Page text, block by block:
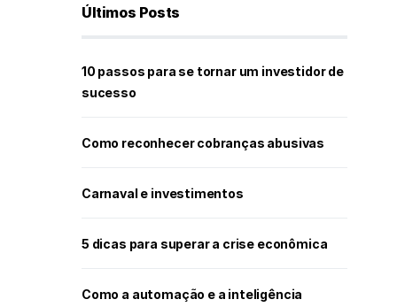
Últimos Posts
10 passos para se tornar um investidor de
sucesso
Como reconhecer cobranças abusivas
Carnaval e investimentos
5 dicas para superar a crise econômica
Como a automação e a inteligência